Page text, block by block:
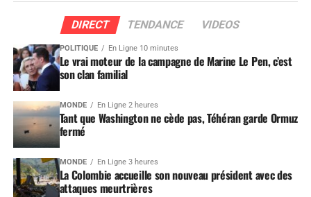
DIRECT TENDANCE VIDEOS
POLITIQUE En Ligne 10 minutes
Le vrai moteur de la campagne de Marine Le Pen, c’est
son clan familial
MONDE En Ligne 2 heures
Tant que Washington ne cède pas, Téhéran garde Ormuz
fermé
MONDE En Ligne 3 heures
La Colombie accueille son nouveau président avec des
attaques meurtrières